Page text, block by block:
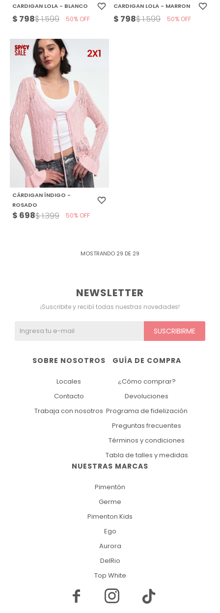
CARDIGAN LOLA - BLANCO
$ 798$1.599 50
CARDIGAN LOLA - MARRON
$ 798$1.599 50
CÁRDIGAN ÍNDIGO -
ROSADO
$ 698$1.399 50
MOSTRANDO 29 DE 29
NUESTRAS MARCAS
Pimentón
Germe
Pimenton Kids
Ego
Aurora
DelRio
Top White
GUÍA DE COMPRA
¿Cómo comprar?
Devoluciones
Programa de fidelización
Preguntas frecuentes
Términos y condiciones
Tabla de talles y medidas
SOBRE NOSOTROS
Locales
Contacto
Trabaja con nosotros
NEWSLETTER
¡Suscribite y recibí todas nuestras novedades!
SUSCRIBIRME
 